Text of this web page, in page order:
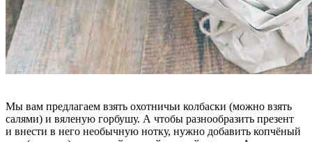
Мы вам предлагаем взять охотничьи колбаски (можно взять
салями) и вяленую горбушу. А чтобы разнообразить презент
и внести в него необычную нотку, нужно добавить копчёный